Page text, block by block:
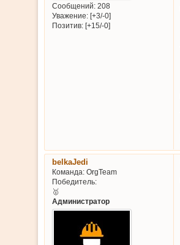
Сообщений:208
Уважение: [+3/-0]
Позитив: [+15/-0]
belkaJedi
Команда:OrgTeam
Победитель:
🥇
Администратор